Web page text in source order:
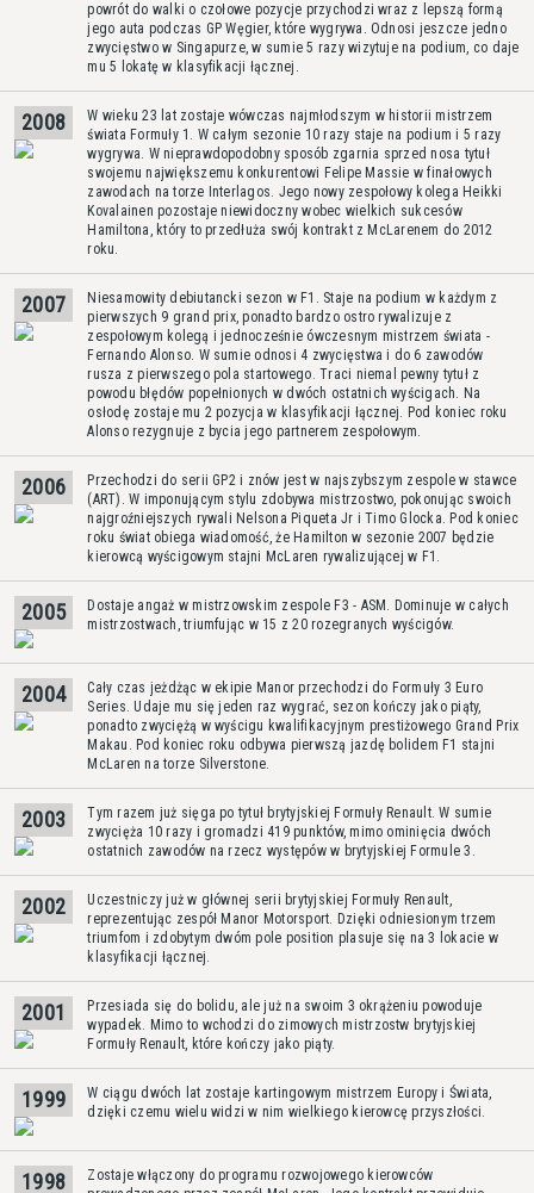
powrót do walki o czołowe pozycje przychodzi wraz z lepszą formą
jego auta podczas GP Węgier, które wygrywa. Odnosi jeszcze jedno
zwycięstwo w Singapurze, w sumie 5 razy wizytuje na podium, co daje
mu 5 lokatę w klasyfikacji łącznej.
2008
W wieku 23 lat zostaje wówczas najmłodszym w historii mistrzem
świata Formuły 1. W całym sezonie 10 razy staje na podium i 5 razy
wygrywa. W nieprawdopodobny sposób zgarnia sprzed nosa tytuł
swojemu największemu konkurentowi Felipe Massie w finałowych
zawodach na torze Interlagos. Jego nowy zespołowy kolega Heikki
Kovalainen pozostaje niewidoczny wobec wielkich sukcesów
Hamiltona, który to przedłuża swój kontrakt z McLarenem do 2012
roku.
2007
Niesamowity debiutancki sezon w F1. Staje na podium w każdym z
pierwszych 9 grand prix, ponadto bardzo ostro rywalizuje z
zespołowym kolegą i jednocześnie ówczesnym mistrzem świata -
Fernando Alonso. W sumie odnosi 4 zwycięstwa i do 6 zawodów
rusza z pierwszego pola startowego. Traci niemal pewny tytuł z
powodu błędów popełnionych w dwóch ostatnich wyścigach. Na
osłodę zostaje mu 2 pozycja w klasyfikacji łącznej. Pod koniec roku
Alonso rezygnuje z bycia jego partnerem zespołowym.
2006
Przechodzi do serii GP2 i znów jest w najszybszym zespole w stawce
(ART). W imponującym stylu zdobywa mistrzostwo, pokonując swoich
najgroźniejszych rywali Nelsona Piqueta Jr i Timo Glocka. Pod koniec
roku świat obiega wiadomość, że Hamilton w sezonie 2007 będzie
kierowcą wyścigowym stajni McLaren rywalizującej w F1.
2005
Dostaje angaż w mistrzowskim zespole F3 - ASM. Dominuje w całych
mistrzostwach, triumfując w 15 z 20 rozegranych wyścigów.
2004
Cały czas jeżdżąc w ekipie Manor przechodzi do Formuły 3 Euro
Series. Udaje mu się jeden raz wygrać, sezon kończy jako piąty,
ponadto zwyciężą w wyścigu kwalifikacyjnym prestiżowego Grand Prix
Makau. Pod koniec roku odbywa pierwszą jazdę bolidem F1 stajni
McLaren na torze Silverstone.
2003
Tym razem już sięga po tytuł brytyjskiej Formuły Renault. W sumie
zwycięża 10 razy i gromadzi 419 punktów, mimo ominięcia dwóch
ostatnich zawodów na rzecz występów w brytyjskiej Formule 3.
2002
Uczestniczy już w głównej serii brytyjskiej Formuły Renault,
reprezentując zespół Manor Motorsport. Dzięki odniesionym trzem
triumfom i zdobytym dwóm pole position plasuje się na 3 lokacie w
klasyfikacji łącznej.
2001
Przesiada się do bolidu, ale już na swoim 3 okrążeniu powoduje
wypadek. Mimo to wchodzi do zimowych mistrzostw brytyjskiej
Formuły Renault, które kończy jako piąty.
1999
W ciągu dwóch lat zostaje kartingowym mistrzem Europy i Świata,
dzięki czemu wielu widzi w nim wielkiego kierowcę przyszłości.
1998
Zostaje włączony do programu rozwojowego kierowców